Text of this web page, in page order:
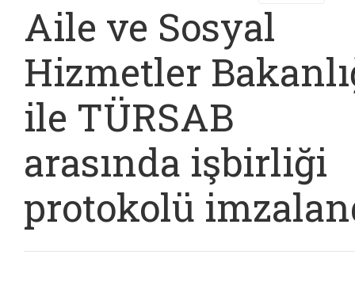
Aile ve Sosyal
Hizmetler
ile TÜRSAB
arasında işbirliği
protokolü